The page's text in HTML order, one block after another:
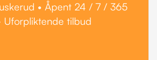
• Åpent 24 / 7 / 365
Uforpliktende tilbud